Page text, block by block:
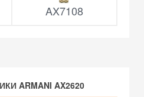
AX7108
ARMANI AX2620